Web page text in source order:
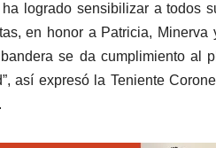
ha logrado sensibilizar a todos
en honor a Patricia,
se da cumplimiento al
así expresó la Teniente